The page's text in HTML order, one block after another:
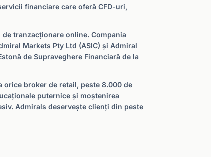
financiare care oferă CFD-uri,
tranzacționare online. Compania
Markets Pty Ltd (ASIC) și Admiral
de Supraveghere Financiară de la
broker de retail, peste 8.000 de
puternice și moștenirea
Admirals deservește clienți din peste